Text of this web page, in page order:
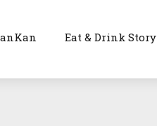
Eat & Drink Story